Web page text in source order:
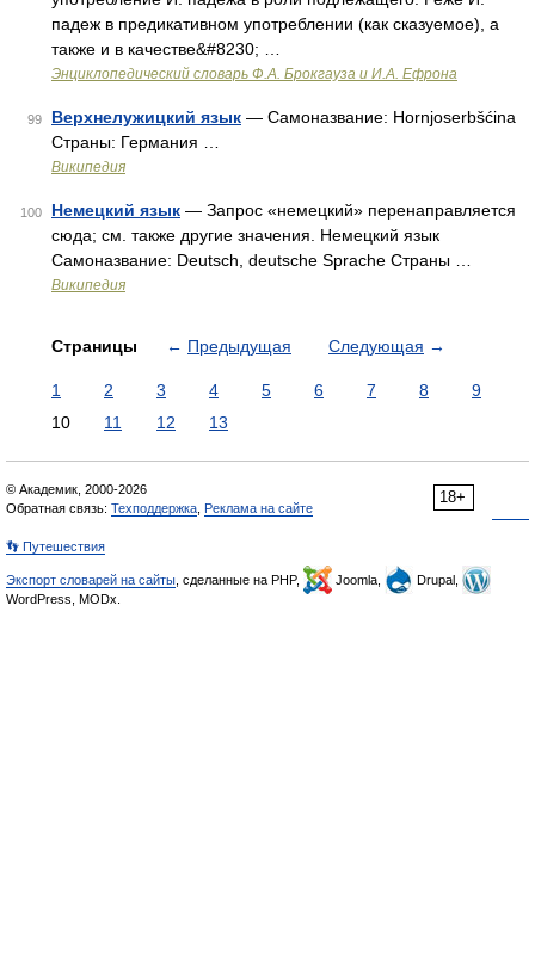
падеж в предикативном употреблении (как сказуемое), а
также и в качестве&#8230; …
Энциклопедический словарь Ф.А. Брокгауза и И.А. Ефрона
99 Верхнелужицкий язык — Самоназвание: Hornjoserbšćina
Страны: Германия …
Википедия
100 Немецкий язык — Запрос «немецкий» перенаправляется
сюда; см. также другие значения. Немецкий язык
Самоназвание: Deutsch, deutsche Sprache Страны …
Википедия
Страницы ← Предыдущая Следующая →
1 2 3 4 5 6 7 8
9
10
11 12 13
18+
© Академик, 2000-2026
Обратная связь: Техподдержка Реклама на сайте
👣 Путешествия
Экспорт словарей на сайты , сделанные на PHP, Joomla,
Drupal,
WordPress, MODx.